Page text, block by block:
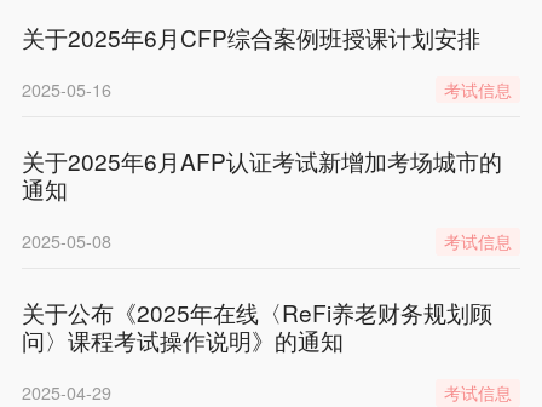
关于2025年6月CFP综合案例班授课计划安排
2025-05-16 考试信息
关于2025年6月AFP认证考试新增加考场城市的
通知
2025-05-08 考试信息
关于公布《2025年在线〈ReFi养老财务规划顾
问〉课程考试操作说明》的通知
2025-04-29 考试信息